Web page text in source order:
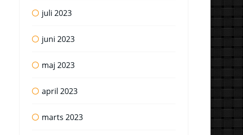
juli 2023
juni 2023
maj 2023
april 2023
marts 2023